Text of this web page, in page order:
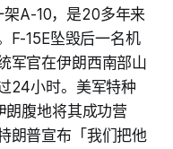
A-10，是20多年来
F-15E坠毁后一名机
军官在伊朗西南部山
24小时。美军特种
朗腹地将其成功营
朗普宣布「我们把他